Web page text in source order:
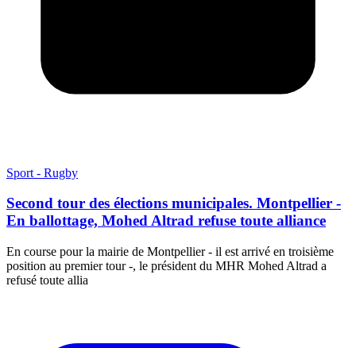
Sport - Rugby
Second tour des élections municipales. Montpellier -
En ballottage, Mohed Altrad refuse toute alliance
En course pour la mairie de Montpellier - il est arrivé en troisième
position au premier tour -, le président du MHR Mohed Altrad a
refusé toute allia